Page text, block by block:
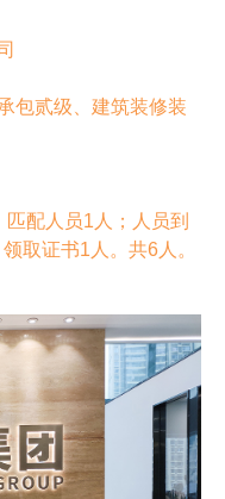
包贰级、建筑装修装
配人员1人；人员到
取证书1人。共6人。